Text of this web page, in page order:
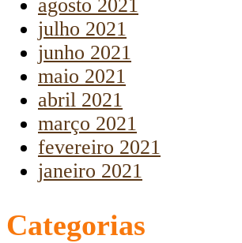
agosto 2021
julho 2021
junho 2021
maio 2021
abril 2021
março 2021
fevereiro 2021
janeiro 2021
Categorias